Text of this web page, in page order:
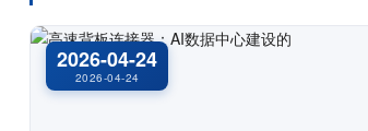
2026-04-24
2026-04-24